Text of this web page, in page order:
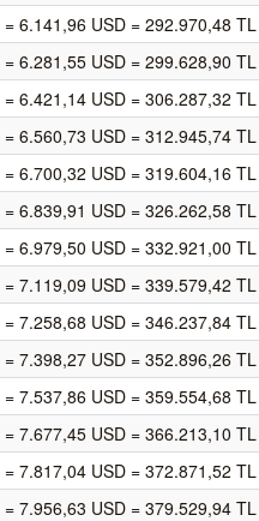
= 6.141,96 USD = 292.970,48 TL
= 6.281,55 USD = 299.628,90 TL
= 6.421,14 USD = 306.287,32 TL
= 6.560,73 USD = 312.945,74 TL
= 6.700,32 USD = 319.604,16 TL
= 6.839,91 USD = 326.262,58 TL
= 6.979,50 USD = 332.921,00 TL
= 7.119,09 USD = 339.579,42 TL
= 7.258,68 USD = 346.237,84 TL
= 7.398,27 USD = 352.896,26 TL
= 7.537,86 USD = 359.554,68 TL
= 7.677,45 USD = 366.213,10 TL
= 7.817,04 USD = 372.871,52 TL
= 7.956,63 USD = 379.529,94 TL